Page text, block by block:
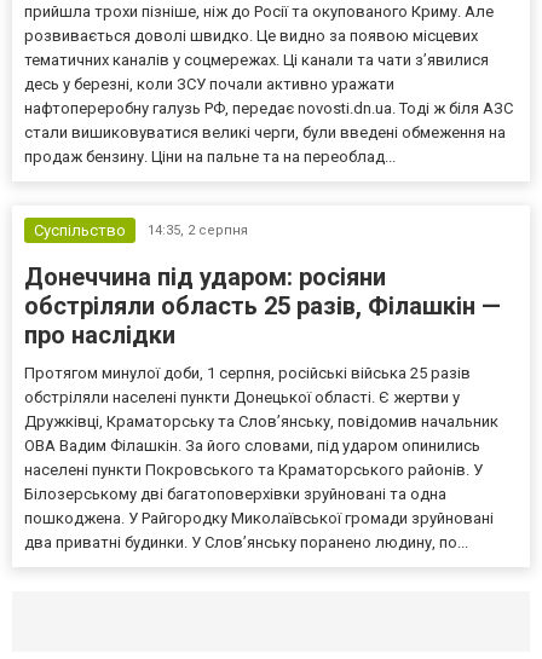
прийшла трохи пізніше, ніж до Росії та окупованого Криму. Але
розвивається доволі швидко. Це видно за появою місцевих
тематичних каналів у соцмережах. Ці канали та чати з’явилися
десь у березні, коли ЗСУ почали активно уражати
нафтопереробну галузь РФ, передає novosti.dn.ua. Тоді ж біля АЗС
стали вишиковуватися великі черги, були введені обмеження на
продаж бензину. Ціни на пальне та на переоблад...
Суспільство 14:35, 2 серпня
Донеччина під ударом: росіяни
обстріляли область 25 разів, Філашкін —
про наслідки
Протягом минулої доби, 1 серпня, російські війська 25 разів
обстріляли населені пункти Донецької області. Є жертви у
Дружківці, Краматорську та Слов’янську, повідомив начальник
ОВА Вадим Філашкін. За його словами, під ударом опинились
населені пункти Покровського та Краматорського районів. У
Білозерському дві багатоповерхівки зруйновані та одна
пошкоджена. У Райгородку Миколаївської громади зруйновані
два приватні будинки. У Слов’янську поранено людину, по...